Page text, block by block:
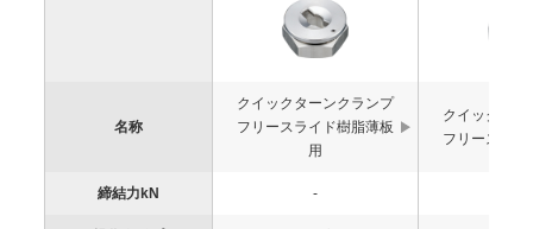
名称
クイックターンクランプ
フリースライド樹脂薄板
用
クイックター
フリースライ
締結力kN -